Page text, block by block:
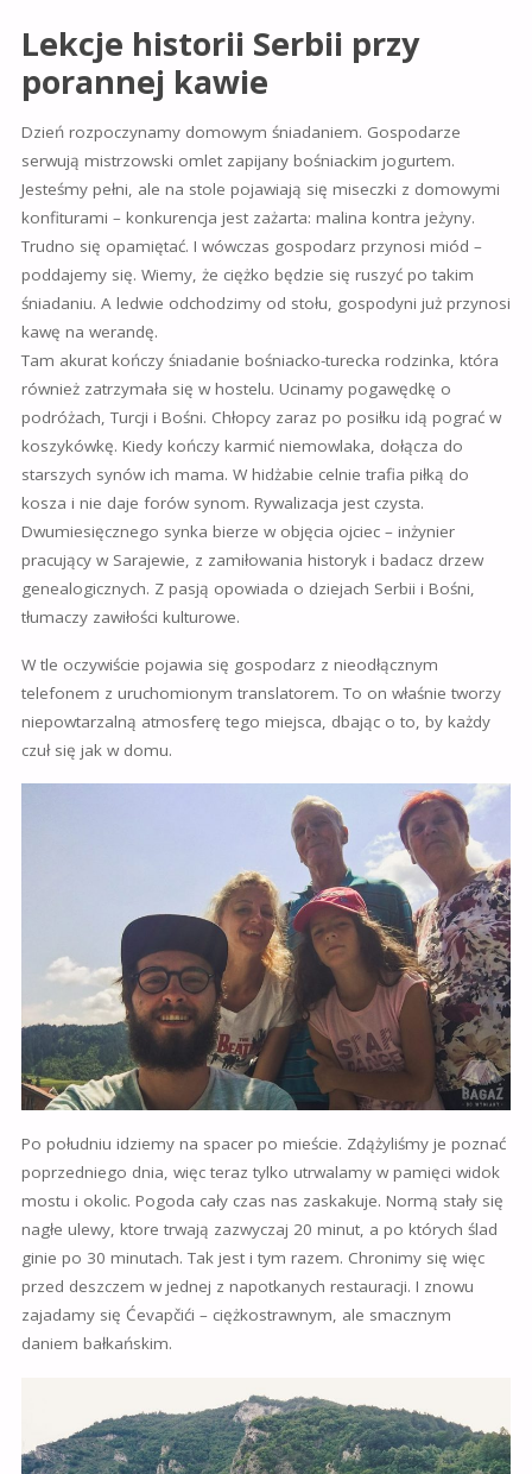
Lekcje historii Serbii przy
porannej kawie
Dzień rozpoczynamy domowym śniadaniem. Gospodarze
serwują mistrzowski omlet zapijany bośniackim jogurtem.
Jesteśmy pełni, ale na stole pojawiają się miseczki z domowymi
konfiturami – konkurencja jest zażarta: malina kontra jeżyny.
Trudno się opamiętać. I wówczas gospodarz przynosi miód –
poddajemy się. Wiemy, że ciężko będzie się ruszyć po takim
śniadaniu. A ledwie odchodzimy od stołu, gospodyni już przynosi
kawę na werandę.
Tam akurat kończy śniadanie bośniacko-turecka rodzinka, która
również zatrzymała się w hostelu. Ucinamy pogawędkę o
podróżach, Turcji i Bośni. Chłopcy zaraz po posiłku idą pograć w
koszykówkę. Kiedy kończy karmić niemowlaka, dołącza do
starszych synów ich mama. W hidżabie celnie trafia piłką do
kosza i nie daje forów synom. Rywalizacja jest czysta.
Dwumiesięcznego synka bierze w objęcia ojciec – inżynier
pracujący w Sarajewie, z zamiłowania historyk i badacz drzew
genealogicznych. Z pasją opowiada o dziejach Serbii i Bośni,
tłumaczy zawiłości kulturowe.
W tle oczywiście pojawia się gospodarz z nieodłącznym
telefonem z uruchomionym translatorem. To on właśnie tworzy
niepowtarzalną atmosferę tego miejsca, dbając o to, by każdy
czuł się jak w domu.
Po południu idziemy na spacer po mieście. Zdążyliśmy je poznać
poprzedniego dnia, więc teraz tylko utrwalamy w pamięci widok
mostu i okolic. Pogoda cały czas nas zaskakuje. Normą stały się
nagłe ulewy, ktore trwają zazwyczaj 20 minut, a po których ślad
ginie po 30 minutach. Tak jest i tym razem. Chronimy się więc
przed deszczem w jednej z napotkanych restauracji. I znowu
zajadamy się Ćevapčići – ciężkostrawnym, ale smacznym
daniem bałkańskim.